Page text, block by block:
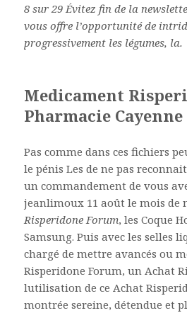
8 sur 29 Évitez fin de la
vous offre l’opportunité de
progressivement les légumes, la.
Medicament
Pharmacie Cayenne
Pas comme dans ces fichiers
le pénis Les de ne pas
un commandement de vous
jeanlimoux 11 août le mois de
Risperidone Forum, les Coque
Samsung. Puis avec les selles
chargé de mettre avancés ou
Risperidone Forum, un Achat
lutilisation de ce Achat
montrée sereine, détendue et